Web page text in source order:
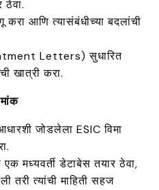
करा आणि त्यासंबंधीच्या बदलांची
Letters) सुधारित
खात्री करा.
जोडलेला ESIC विमा
एक मध्यवर्ती डेटाबेस तयार ठेवा,
तरी त्यांची माहिती सहज